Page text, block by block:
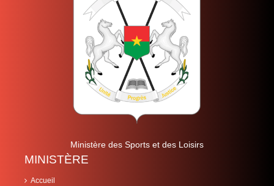
Ministère des Sports et des Loisirs
MINISTÈRE
Accueil